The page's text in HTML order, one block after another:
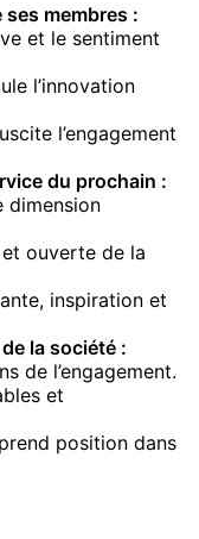
ses membres :
et le sentiment
l’innovation
l’engagement
du prochain :
dimension
ouverte de la
inspiration et
la société :
de l’engagement.
et
position dans